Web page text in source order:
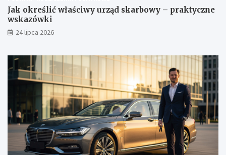
Jak określić właściwy urząd skarbowy – praktyczne
wskazówki
24 lipca 2026